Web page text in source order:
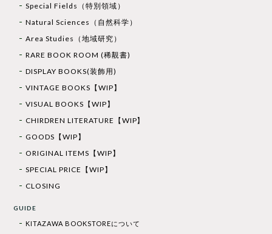
Special Fields（特別領域）
Natural Sciences（自然科学）
Area Studies（地域研究）
RARE BOOK ROOM (稀覯書)
DISPLAY BOOKS(装飾用)
VINTAGE BOOKS【WIP】
VISUAL BOOKS【WIP】
CHIRDREN LITERATURE【WIP】
GOODS【WIP】
ORIGINAL ITEMS【WIP】
SPECIAL PRICE【WIP】
CLOSING
GUIDE
KITAZAWA BOOKSTOREについて